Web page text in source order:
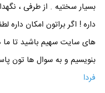
بسیار سختیه . از طرفی ،
داره ! اگر براتون امکان داره
های سایت سهیم باشید تا ما
بنویسیم و به سوال ها تون
فردا